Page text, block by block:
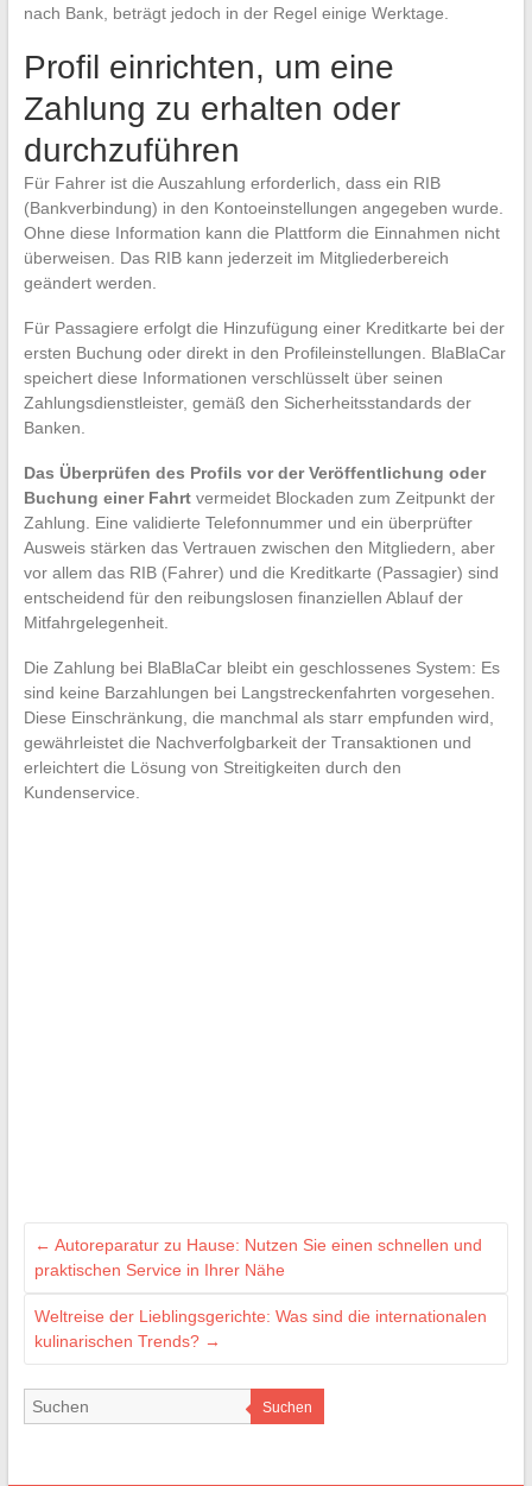
nach Bank, beträgt jedoch in der Regel einige Werktage.
Profil einrichten, um eine
Zahlung zu erhalten oder
durchzuführen
Für Fahrer ist die Auszahlung erforderlich, dass ein RIB
(Bankverbindung) in den Kontoeinstellungen angegeben wurde.
Ohne diese Information kann die Plattform die Einnahmen nicht
überweisen. Das RIB kann jederzeit im Mitgliederbereich
geändert werden.
Für Passagiere erfolgt die Hinzufügung einer Kreditkarte bei der
ersten Buchung oder direkt in den Profileinstellungen. BlaBlaCar
speichert diese Informationen verschlüsselt über seinen
Zahlungsdienstleister, gemäß den Sicherheitsstandards der
Banken.
Das Überprüfen des Profils vor der Veröffentlichung oder
Buchung einer Fahrtvermeidet Blockaden zum Zeitpunkt der
Zahlung. Eine validierte Telefonnummer und ein überprüfter
Ausweis stärken das Vertrauen zwischen den Mitgliedern, aber
vor allem das RIB (Fahrer) und die Kreditkarte (Passagier) sind
entscheidend für den reibungslosen finanziellen Ablauf der
Mitfahrgelegenheit.
Die Zahlung bei BlaBlaCar bleibt ein geschlossenes System: Es
sind keine Barzahlungen bei Langstreckenfahrten vorgesehen.
Diese Einschränkung, die manchmal als starr empfunden wird,
gewährleistet die Nachverfolgbarkeit der Transaktionen und
erleichtert die Lösung von Streitigkeiten durch den
Kundenservice.
← Autoreparatur zu Hause: Nutzen Sie einen schnellen und
praktischen Service in Ihrer Nähe
Weltreise der Lieblingsgerichte: Was sind die internationalen
kulinarischen Trends? →
Suchen